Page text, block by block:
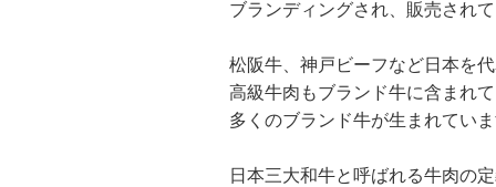
ブランディングされ、販売され
松阪牛、神戸ビーフなど日本を
高級牛肉もブランド牛に含まれ
多くのブランド牛が生まれてい
日本三大和牛と呼ばれる牛肉の